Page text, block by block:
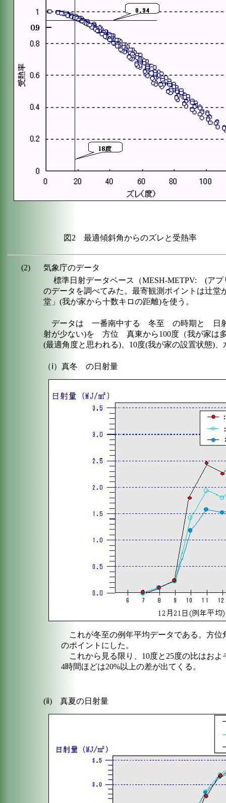
図2 最適傾斜角からのズレと受熱率
(2)
気象庁のデータ
標準日射データベース（MESH-METPV: (アプ
のデータを調べてみた。最寄観測ポイントは辻
堂」(我が家から十数キロの距離)を使う。
データは 一番南中する 冬至 の時期と 日射
射が少ない)を 方位 真東から100度（我が家は
(最適角度と思われる)、10度(我が家の設置状態)
（ⅰ）真冬 の日射量
これが冬至の例年平均データである。方位
のポイントにした。
これから見る限り、10度と25度の比はお
4時間ほどは20%以上の差が出てくる。
(ⅱ) 真夏の日射量